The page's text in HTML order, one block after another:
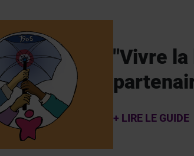
"Vivre la
+ LIRE LE GUIDE